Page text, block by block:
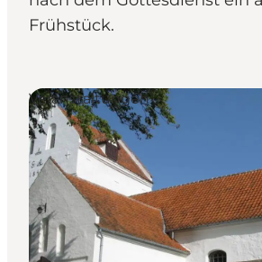
Frühstück.
Veranstaltungen